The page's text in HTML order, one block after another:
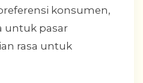
konsumen,
untuk pasar
rasa untuk